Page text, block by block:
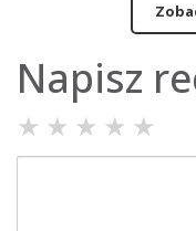
Napisz
★ ★ ★ ★ ★